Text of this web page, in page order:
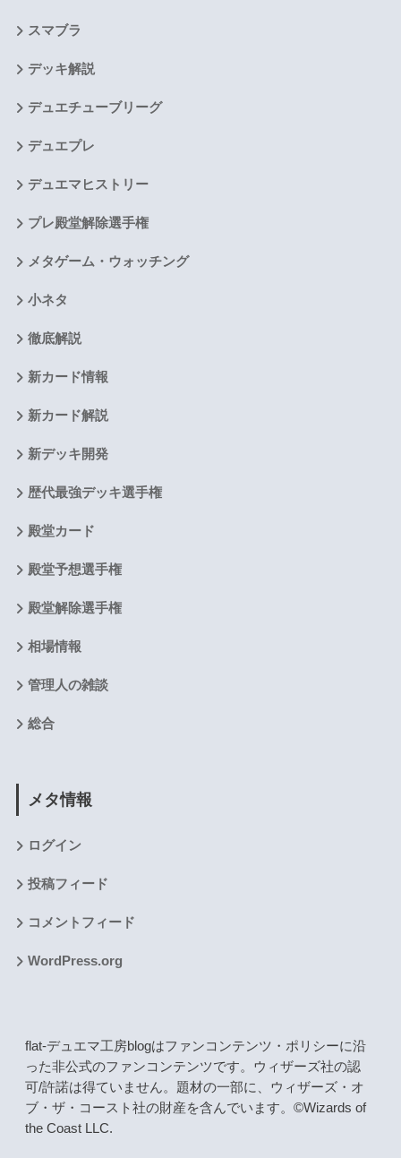
スマブラ
デッキ解説
デュエチューブリーグ
デュエプレ
デュエマヒストリー
プレ殿堂解除選手権
メタゲーム・ウォッチング
小ネタ
徹底解説
新カード情報
新カード解説
新デッキ開発
歴代最強デッキ選手権
殿堂カード
殿堂予想選手権
殿堂解除選手権
相場情報
管理人の雑談
総合
メタ情報
ログイン
投稿フィード
コメントフィード
WordPress.org
flat-デュエマ工房blogはファンコンテンツ・ポリシーに沿
った非公式のファンコンテンツです。ウィザーズ社の認
可/許諾は得ていません。題材の一部に、ウィザーズ・オ
ブ・ザ・コースト社の財産を含んでいます。©Wizards of
the Coast LLC.